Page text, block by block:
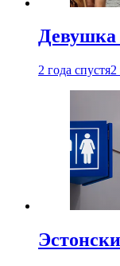
Девушка
2 года спустя2